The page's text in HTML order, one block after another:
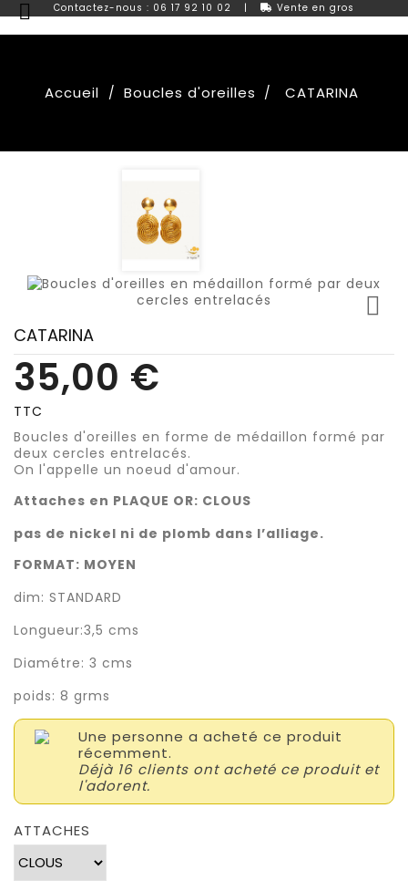
Contactez-nous : 06 17 92 10 02 | Vente en gros

Accueil Boucles d'oreilles CATARINA

CATARINA
35,00 €
TTC
Boucles d'oreilles en forme de médaillon formé par
deux cercles entrelacés.
On l'appelle un noeud d'amour.
Attaches en PLAQUE OR: CLOUS
pas de nickel ni de plomb dans l’alliage.
FORMAT: MOYEN
dim: STANDARD
Longueur:3,5 cms
Diamétre: 3 cms
poids: 8 grms
Une personne a acheté ce produit
récemment.
Déjà 16 clients ont acheté ce produit et
l'adorent.
ATTACHES